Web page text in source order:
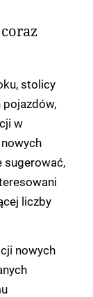
stolicy
w
sugerować,
liczby
nowych